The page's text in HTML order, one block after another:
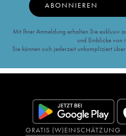
ABONNIEREN
Mit Ihrer Anmeldung erhalten Sie exklusiv
und Einblicke von
Sie können sich jederzeit unkompliziert
GRATIS (W)EINSCHÄTZUNG